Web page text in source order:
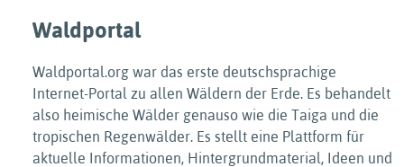
Waldportal
Waldportal.org war das erste deutschsprachige
Internet-Portal zu allen Wäldern der Erde. Es behandelt
also heimische Wälder genauso wie die Taiga und die
tropischen Regenwälder. Es stellt eine Plattform für
aktuelle Informationen, Hintergrundmaterial, Ideen und